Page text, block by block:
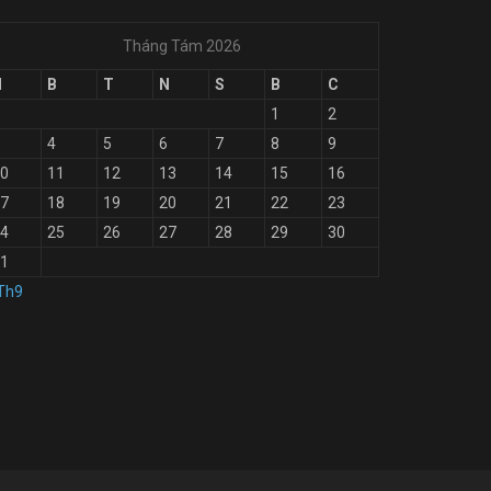
Tháng Tám 2026
B T N S B
C
1
2
4 5 6 7 8
9
11 12 13 14 15
16
18 19 20 21 22
23
25 26 27 28 29
30